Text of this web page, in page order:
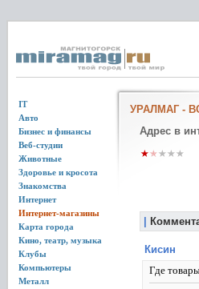
IT
Авто
Бизнес и финансы
Веб-студии
Животные
Здоровье и кросота
Знакомства
Интернет
Интернет-магазины
Карта города
Кино, театр, музыка
Клубы
Компьютеры
Металл
УРАЛМАГ -
Адрес в
Кисин
Где